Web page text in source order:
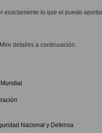
exactamente lo que el puede
detalles a continuación.
Nacional y Defensa